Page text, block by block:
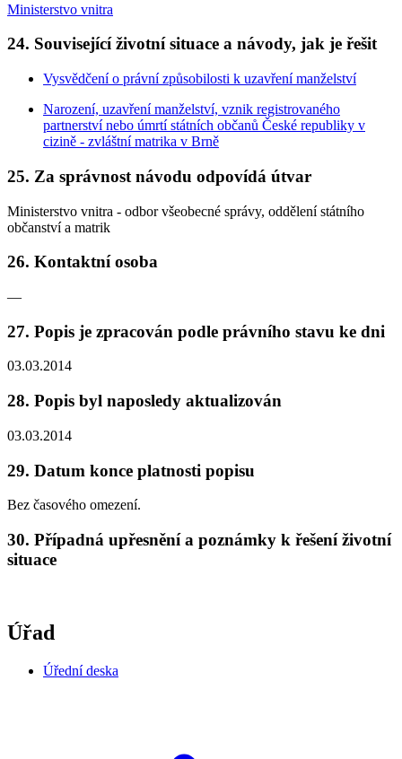
Ministerstvo vnitra
24. Související životní situace a návody, jak je řešit
Vysvědčení o právní způsobilosti k uzavření manželství
Narození, uzavření manželství, vznik registrovaného
partnerství nebo úmrtí státních občanů České republiky v
cizině - zvláštní matrika v Brně
25. Za správnost návodu odpovídá útvar
Ministerstvo vnitra - odbor všeobecné správy, oddělení státního
občanství a matrik
26. Kontaktní osoba
—
27. Popis je zpracován podle právního stavu ke dni
03.03.2014
28. Popis byl naposledy aktualizován
03.03.2014
29. Datum konce platnosti popisu
Bez časového omezení.
30. Případná upřesnění a poznámky k řešení životní
situace
Úřad
Úřední deska